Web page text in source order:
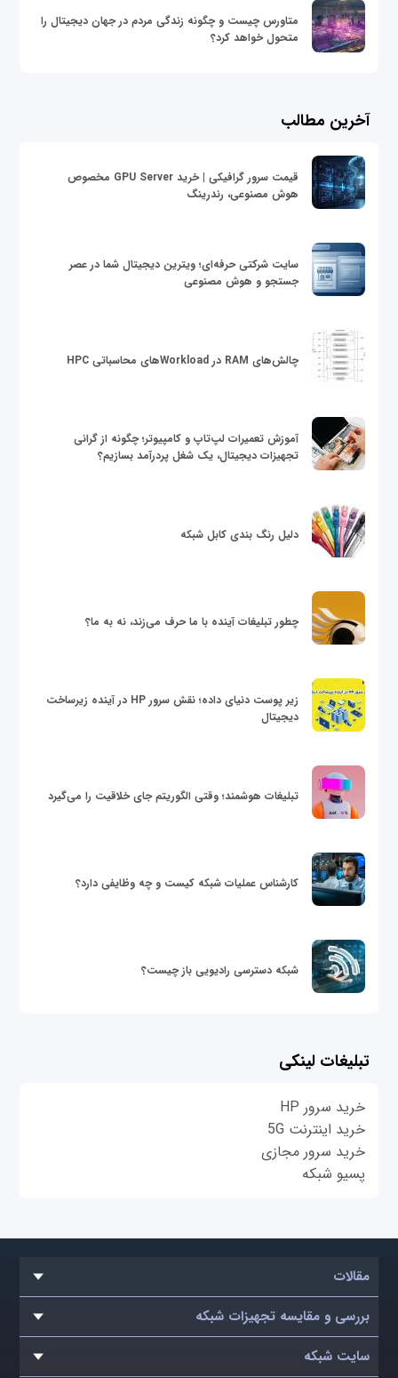
متاورس چیست و چگونه زندگی مردم در جهان دیجیتال را
متحول خواهد کرد؟
آخرین مطالب
قیمت سرور گرافیکی | خرید GPU Server مخصوص
هوش مصنوعی، رندرینگ
سایت شرکتی حرفه‌ای؛ ویترین دیجیتال شما در عصر
جستجو و هوش مصنوعی
چالش‌های RAM در Workloadهای محاسباتی HPC
آموزش تعمیرات لپ‌تاپ و کامپیوتر؛ چگونه از گرانی
تجهیزات دیجیتال، یک شغل پردرآمد بسازیم؟
دلیل رنگ بندی کابل شبکه
چطور تبلیغات آینده با ما حرف می‌زند، نه به ما؟
زیر پوست دنیای داده؛ نقش سرور HP در آینده زیرساخت
دیجیتال
تبلیغات هوشمند؛ وقتی الگوریتم جای خلاقیت را می‌گیرد
کارشناس عملیات شبکه کیست و چه وظایفی دارد؟
شبکه دسترسی رادیویی باز چیست؟
تبلیغات لینکی
خرید سرور HP
خرید اینترنت 5G
خرید سرور مجازی
پسیو شبکه
مقالات
بررسی و مقایسه تجهیزات شبکه
سایت شبکه